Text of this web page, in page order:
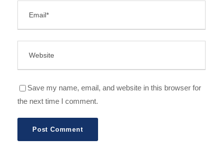
Save my name, email, and website in this browser for
the next time I comment.